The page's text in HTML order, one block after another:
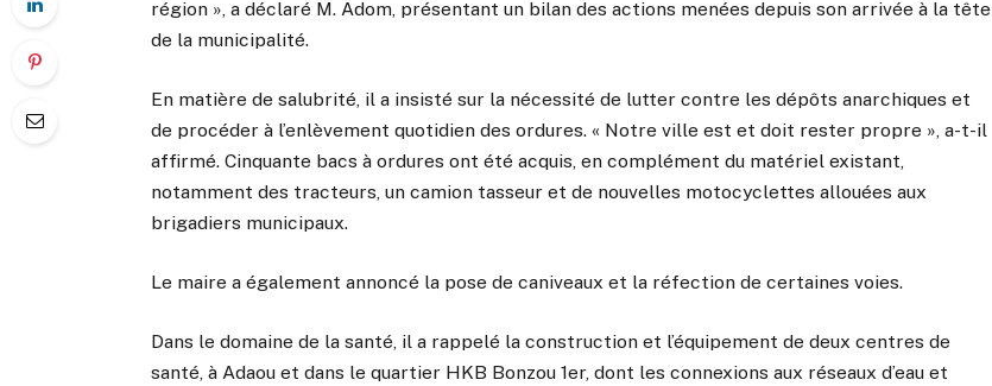
région », a déclaré M. Adom, présentant un bilan des actions menées depuis son arrivée à la tête
de la municipalité.
En matière de salubrité, il a insisté sur la nécessité de lutter contre les dépôts anarchiques et
de procéder à l’enlèvement quotidien des ordures. « Notre ville est et doit rester propre », a-t-il
affirmé. Cinquante bacs à ordures ont été acquis, en complément du matériel existant,
notamment des tracteurs, un camion tasseur et de nouvelles motocyclettes allouées aux
brigadiers municipaux.
Le maire a également annoncé la pose de caniveaux et la réfection de certaines voies.
Dans le domaine de la santé, il a rappelé la construction et l’équipement de deux centres de
santé, à Adaou et dans le quartier HKB Bonzou 1er, dont les connexions aux réseaux d’eau et